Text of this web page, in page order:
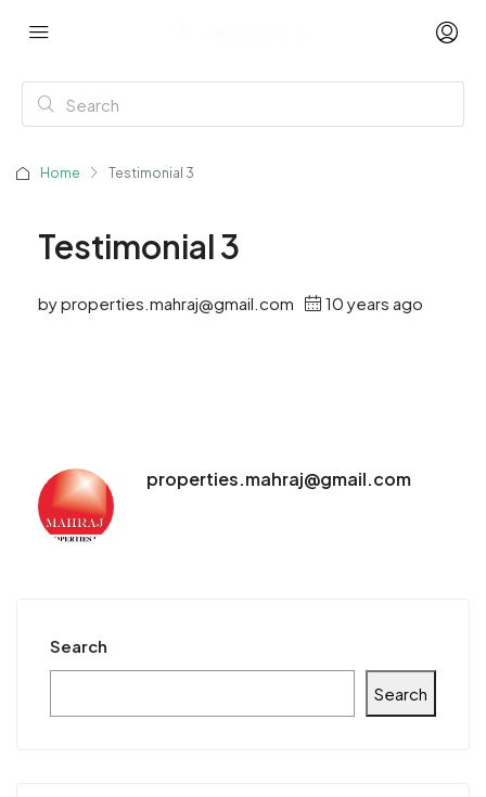
Home Testimonial 3
Testimonial 3
by properties.mahraj@gmail.com 10 years ago
properties.mahraj@gmail.com
Search
Search